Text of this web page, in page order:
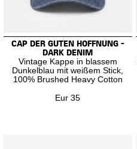
CAP DER GUTEN HOFFNUNG -
DARK DENIM
Vintage Kappe in blassem
Dunkelblau mit weißem Stick,
100% Brushed Heavy Cotton
Eur 35